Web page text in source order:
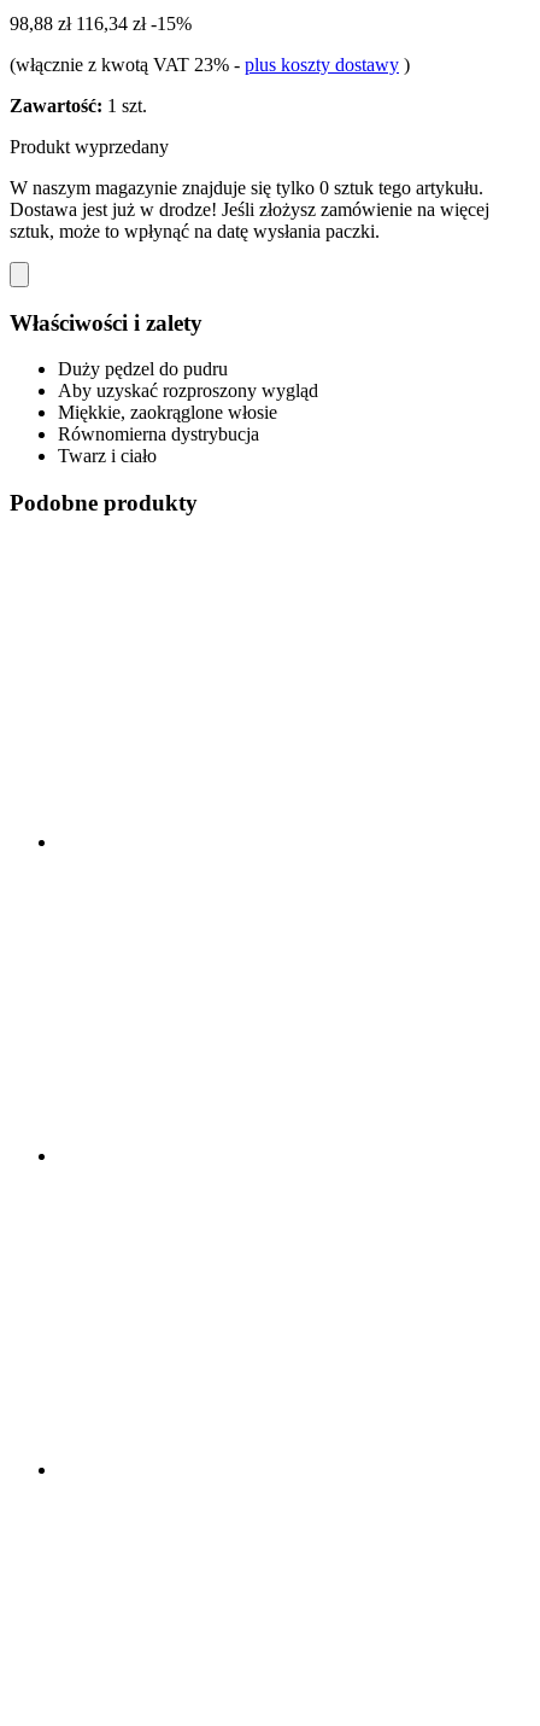
98,88 zł 116,34 zł -15%
(włącznie z kwotą VAT 23% - plus koszty dostawy )
Zawartość: 1 szt.
Produkt wyprzedany
W naszym magazynie znajduje się tylko 0 sztuk tego artykułu.
Dostawa jest już w drodze! Jeśli złożysz zamówienie na więcej
sztuk, może to wpłynąć na datę wysłania paczki.
Właściwości i zalety
Duży pędzel do pudru
Aby uzyskać rozproszony wygląd
Miękkie, zaokrąglone włosie
Równomierna dystrybucja
Twarz i ciało
Podobne produkty